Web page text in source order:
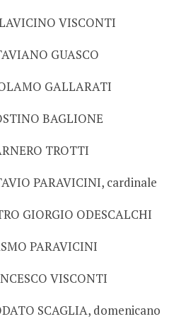
VISCONTI
GUASCO
GALLARATI
BAGLIONE
TROTTI
PARAVICINI, cardinale
GIORGIO ODESCALCHI
PARAVICINI
VISCONTI
SCAGLIA, domenicano